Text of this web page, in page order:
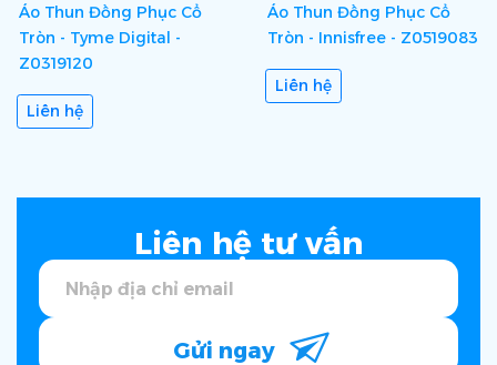
Áo Thun Đồng Phục Cổ
Tròn - Tyme Digital -
Z0319120
Liên hệ
Áo Thun Đồng Phục Cổ
Tròn - Innisfree - Z0519083
Liên hệ
Liên hệ tư vấn
Gửi ngay